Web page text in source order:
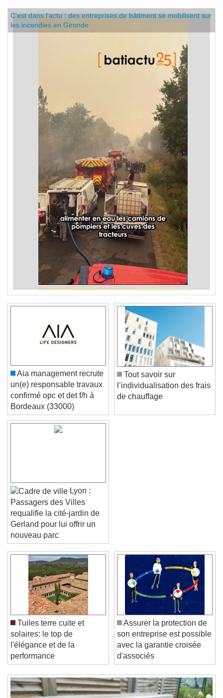
Video Player is loading.
Play Video
Play
Skip Backward
Skip Forward
Unmute
Current Time0:00
/
Duration-:-
Loaded:0%
Stream Type
Seek to live, currently behind liveLIVE
Remaining Time-0:00
1x
C'est dans l'actu : des entreprises de bâtiment se mobilisent sur
les incendies en Gironde
Aia management recrute
un(e) responsable travaux
confirmé opc et det f/h à
Bordeaux (33000)
Tout savoir sur
l’individualisation des frais
Lyon :
Passagers des Villes
requalifie la cité-jardin de
Gerland pour lui offrir un
nouveau parc
Tuiles terre cuite et
solaires: le top de
l'élégance et de la
performance
Assurer la protection de
son entreprise est possible
avec la garantie croisée
d'associés